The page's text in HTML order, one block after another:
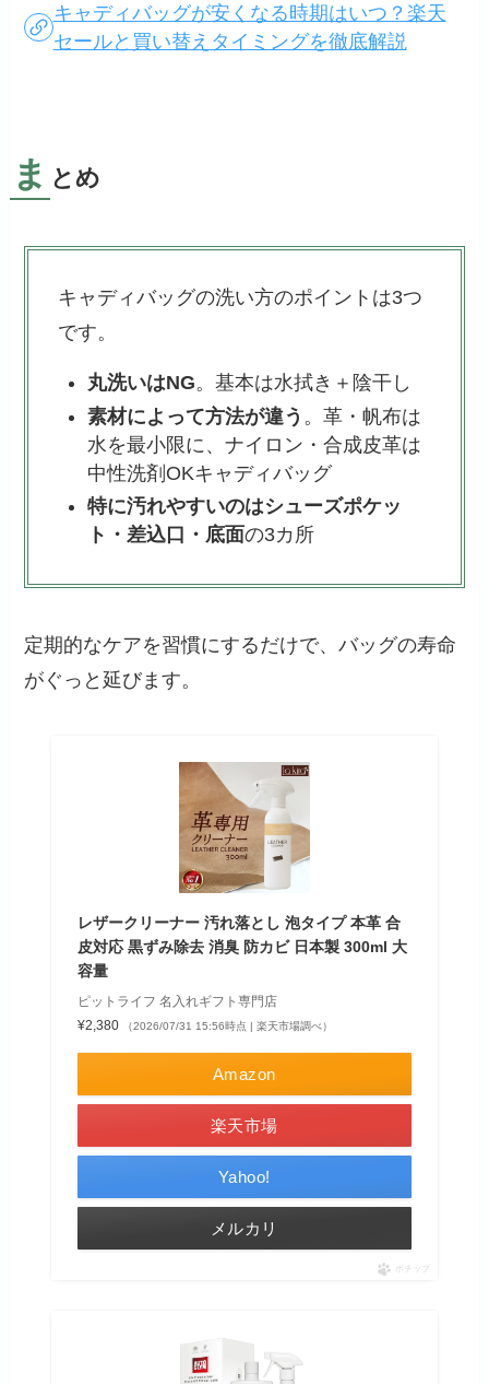
キャディバッグが安くなる時期はいつ？楽天
セールと買い替えタイミングを徹底解説
ま とめ
キャディバッグの洗い方のポイントは3つ
です。
丸洗いはNG。基本は水拭き＋陰干し
素材によって方法が違う 。革・帆布は
水を最小限に、ナイロン・合成皮革は
中性洗剤OKキャディバッグ
特に汚れやすいのはシューズポケッ
ト・差込口・底面の3カ所
定期的なケアを習慣にするだけで、バッグの寿命
がぐっと延びます。
レザークリーナー 汚れ落とし 泡タイプ 本革 合
皮対応 黒ずみ除去 消臭 防カビ 日本製 300ml 大
容量
ピットライフ 名入れギフト専門店
¥2,380
（2026/07/31 15:56時点 | 楽天市場調べ）
Amazon
楽天市場
Yahoo!
メルカリ
ポチップ